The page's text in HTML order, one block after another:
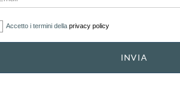
Accetto i termini della privacy policy
INVIA